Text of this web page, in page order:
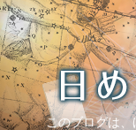
このブログは